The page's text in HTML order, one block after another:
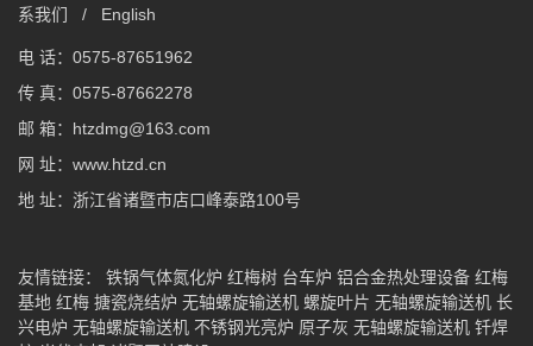
系我们
/ English
电 话：0575-87651962
传 真：0575-87662278
邮 箱：htzdmg@163.com
网 址：www.htzd.cn
地 址：浙江省诸暨市店口峰泰路100号
友情链接： 铁锅气体氮化炉 红梅树 台车炉 铝合金热处理设备 红梅
基地 红梅 搪瓷烧结炉 无轴螺旋输送机 螺旋叶片 无轴螺旋输送机 长
兴电炉 无轴螺旋输送机 不锈钢光亮炉 原子灰 无轴螺旋输送机 钎焊